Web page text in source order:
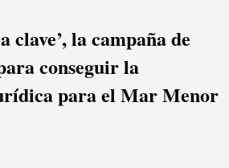
clave’, la campaña de
conseguir la
para el Mar Menor